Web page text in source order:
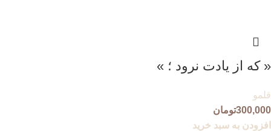
« که از یادت نرود ؛ »
قلمو
300,000تومان
افزودن به سبد خرید